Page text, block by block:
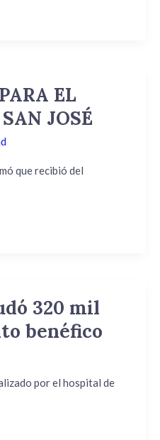
EL
JOSÉ
que recibió del
320 mil
benéfico
por el hospital de